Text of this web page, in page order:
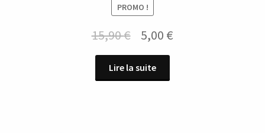
PROMO !
15,90€
Le
prix
initial
5,00 €
Lire la suite